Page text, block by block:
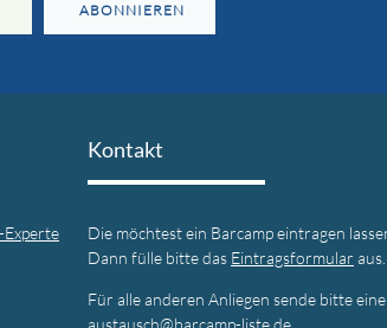
ABONNIEREN
Experte
Kontakt
Die möchtest ein Barcamp eintragen
Dann fülle bitte das Eintragsformular aus.
Für alle anderen Anliegen sende bitte